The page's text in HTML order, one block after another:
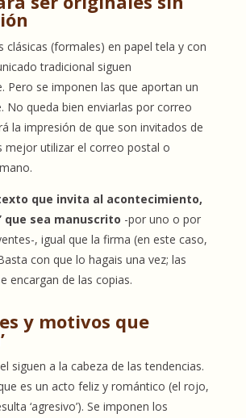
clásicas (formales) en papel tela y con
tradicional siguen
Pero se imponen las que aportan un
No queda bien enviarlas por correo
la impresión de que son invitados de
mejor utilizar el correo postal o
que invita al acontecimiento,
que sea manuscrito -por uno o por
, igual que la firma (en este caso,
con que lo hagais una vez; las
encargan de las copias.
y motivos que
siguen a la cabeza de las tendencias.
es un acto feliz y romántico (el rojo,
‘agresivo’). Se imponen los